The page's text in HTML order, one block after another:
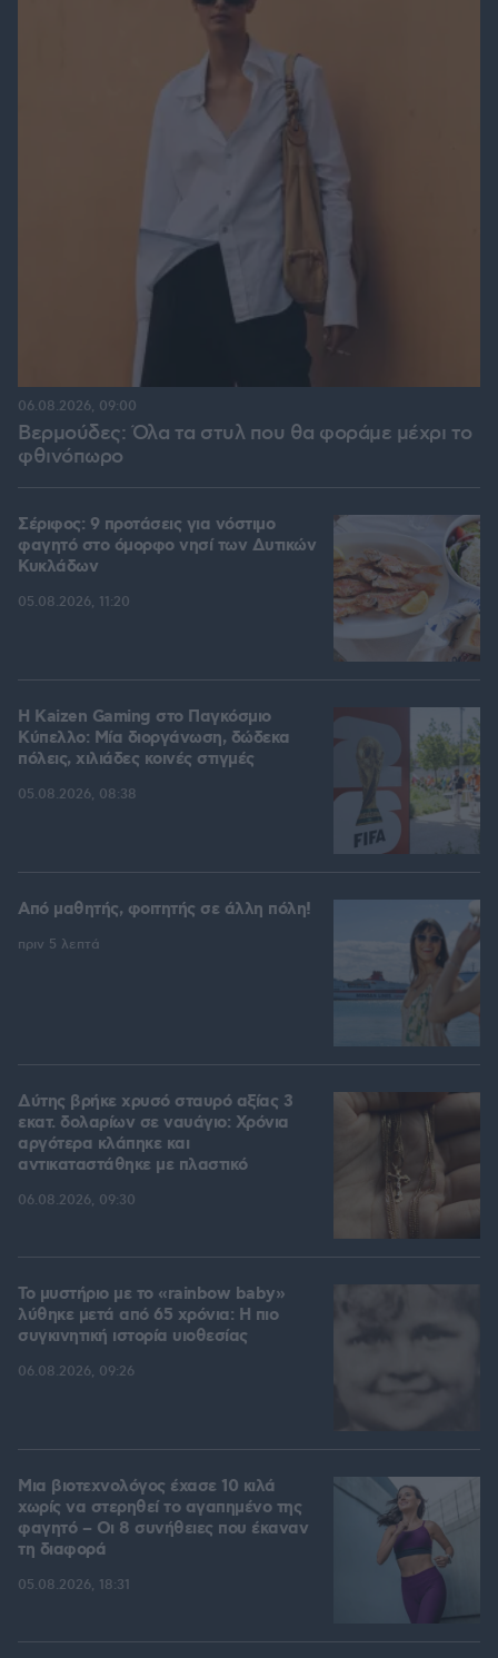
Βερμούδες: Όλα τα στυλ που θα φοράμε μέχρι το
φθινόπωρο
06.08.2026, 09:00
Σέριφος: 9 προτάσεις για νόστιμο
φαγητό στο όμορφο νησί των Δυτικών
Κυκλάδων
05.08.2026, 11:20
H Kaizen Gaming στο Παγκόσμιο
Kύπελλο: Μία διοργάνωση, δώδεκα
πόλεις, χιλιάδες κοινές στιγμές
05.08.2026, 08:38
Από μαθητής, φοιτητής σε άλλη πόλη!
πριν 5 λεπτά
Δύτης βρήκε χρυσό σταυρό αξίας 3
εκατ. δολαρίων σε ναυάγιο: Χρόνια
αργότερα κλάπηκε και
αντικαταστάθηκε με πλαστικό
06.08.2026, 09:30
Το μυστήριο με το «rainbow baby»
λύθηκε μετά από 65 χρόνια: Η πιο
συγκινητική ιστορία υιοθεσίας
06.08.2026, 09:26
Μια βιοτεχνολόγος έχασε 10 κιλά
χωρίς να στερηθεί το αγαπημένο της
φαγητό – Οι 8 συνήθειες που έκαναν
τη διαφορά
05.08.2026, 18:31